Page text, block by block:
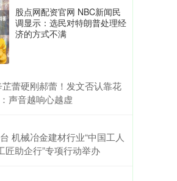
股点网配资官网 NBC新闻民
调显示：选民对特朗普处理经
济的方式不满
蕾硬刚郝蕾！发文否认靠花
声音越响心越虚
机械冶金建材行业“中国工人
匠助企行”专项行动举办